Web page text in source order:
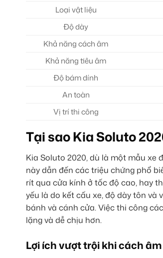
Loại vật liệu
Độ dày
Khả năng cách âm
Khả năng tiêu âm
Độ bám dính
An toàn
Vị trí thi công
Tại sao Kia Soluto
Kia Soluto 2020, dù là một mẫu xe
này dẫn đến các triệu chứng phổ
rít qua cửa kính ở tốc độ cao, hay
yếu là do kết cấu xe, độ dày tôn và
bánh và cánh cửa. Việc thi công
lặng và dễ chịu hơn.
Lợi ích vượt trội khi cách